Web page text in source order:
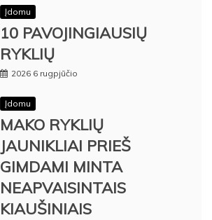
Įdomu
10 PAVOJINGIAUSIŲ
RYKLIŲ
2026 6 rugpjūčio
Įdomu
MAKO RYKLIŲ
JAUNIKLIAI PRIEŠ
GIMDAMI MINTA
NEAPVAISINTAIS
KIAUŠINIAIS